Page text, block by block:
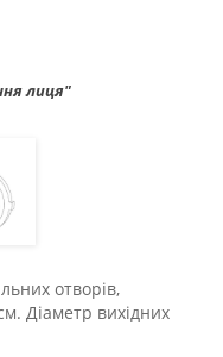
лиця"
отворів,
Діаметр вихідних